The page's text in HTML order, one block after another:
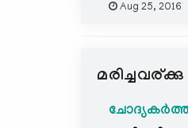
Aug 25, 2016